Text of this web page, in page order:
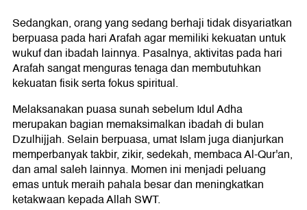
Sedangkan, orang yang sedang berhaji tidak disyariatkan
berpuasa pada hari Arafah agar memiliki kekuatan untuk
wukuf dan ibadah lainnya. Pasalnya, aktivitas pada hari
Arafah sangat menguras tenaga dan membutuhkan
kekuatan fisik serta fokus spiritual.
Melaksanakan puasa sunah sebelum Idul Adha
merupakan bagian memaksimalkan ibadah di bulan
Dzulhijjah. Selain berpuasa, umat Islam juga dianjurkan
memperbanyak takbir, zikir, sedekah, membaca Al-Qur'an,
dan amal saleh lainnya. Momen ini menjadi peluang
emas untuk meraih pahala besar dan meningkatkan
ketakwaan kepada Allah SWT.